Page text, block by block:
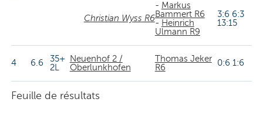
Christian Wyss R6
- Markus
Bammert R6
- Heinrich
Ulmann R9
3:6 6:3
13:15
4 6.6
35+
2L
Neuenhof 2 /
Oberlunkhofen
Thomas Jeker
R6
0:6 1:6
Feuille de résultats